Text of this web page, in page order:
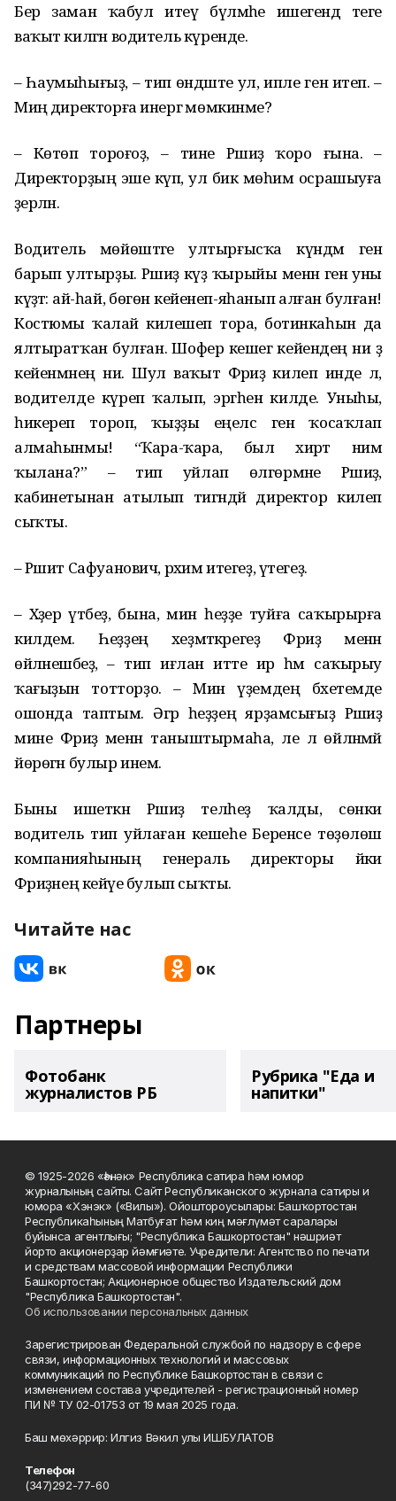
Бер заман ҡабул итеү бүлмәһе ишегендә теге
ваҡыт килгән водитель күренде.
– Һаумыһығыҙ, – тип өндәште ул, ипле генә итеп. –
Миңә директорға инергә мөмкинме?
– Көтөп тороғоҙ, – тине Рәшиҙә ҡоро ғына. –
Директорҙың эше күп, ул бик мөһим осрашыуға
әҙерләнә.
Водитель мөйөштәге ултырғысҡа күндәм генә
барып ултырҙы. Рәшиҙә күҙ ҡырыйы менән генә уны
күҙәтә: ай-һай, бөгөн кейенеп-яһанып алған булған!
Костюмы ҡалай килешеп тора, ботинкаһын да
ялтыратҡан булған. Шофер кешегә кейендең ни ҙә
кейенмәнең ни. Шул ваҡыт Фәриҙә килеп инде лә,
водителде күреп ҡалып, эргәһенә килде. Уныһы,
һикереп тороп, ҡыҙҙы еңелсә генә ҡосаҡлап
алмаһынмы! “Ҡара-ҡара, был әхирәт нимә
ҡылана?” – тип уйлап өлгөрмәне Рәшиҙә,
кабинетынан атылып тигәндәй директор килеп
сыҡты.
– Рәшит Сафуанович, рәхим итегеҙ, үтегеҙ.
– Хәҙер үтәбеҙ, бына, мин һеҙҙе туйға саҡырырға
килдем. Һеҙҙең хеҙмәткәрегеҙ Фәриҙә менән
өйләнешәбеҙ, – тип иғлан итте ир һәм саҡырыу
ҡағыҙын тотторҙо. – Мин үҙемдең бәхетемде
ошонда таптым. Әгәр һеҙҙең ярҙамсығыҙ Рәшиҙә
мине Фәриҙә менән таныштырмаһа, әле лә өйләнмәй
йөрөгән булыр инем.
Быны ишеткән Рәшиҙә телһеҙ ҡалды, сөнки
водитель тип уйлаған кешеһе Беренсе төҙөлөш
компанияһының генераль директоры йәки
Фәриҙәнең кейәүе булып сыҡты.
Читайте нас
Партнеры
Фотобанк
журналистов РБ
Рубрика "Еда и
напитки"
© 1925-2026 «Һәнәк» Республика сатира һәм юмор
журналының сайты. Сайт Республиканского журнала сатиры и
юмора «Хэнэк» («Вилы»). Ойоштороусылары: Башҡортостан
Республикаһының Матбуғат һәм киң мәғлүмәт саралары
буйынса агентлығы; "Республика Башкортостан" нәшриәт
йорто акционерҙар йәмғиәте. Учредители: Агентство по печати
и средствам массовой информации Республики
Башкортостан; Акционерное общество Издательский дом
"Республика Башкортостан".
Об использовании персональных данных
Зарегистрирован Федеральной службой по надзору в сфере
связи, информационных технологий и массовых
коммуникаций по Республике Башкортостан в связи с
изменением состава учредителей - регистрационный номер
ПИ № ТУ 02-01753 от 19 мая 2025 года.
Баш мөхәррир: Илгиз Вәкил улы ИШБУЛАТОВ
Телефон
(347)292-77-60